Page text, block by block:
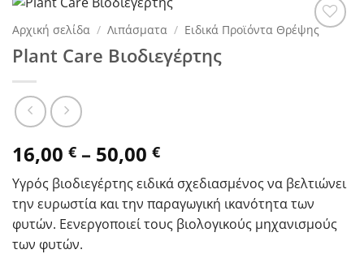
Αρχική σελίδα / Λιπάσματα / Ειδικά Προϊόντα Θρέψης
Plant Care Βιοδιεγέρτης
16,00 € – 50,00 €Price
range:
16,00 €
through
50,00 €
Υγρός βιοδιεγέρτης ειδικά σχεδιασμένος να βελτιώνει
την ευρωστία και την παραγωγική ικανότητα των
φυτών. Eενεργοποιεί τους βιολογικούς μηχανισμούς
των φυτών.